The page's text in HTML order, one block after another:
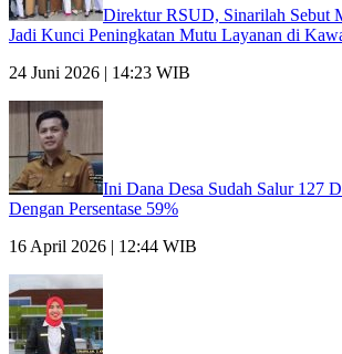
Direktur RSUD, Sinarilah Sebut
Jadi Kunci Peningkatan Mutu Layanan di
24 Juni 2026 | 14:23 WIB
Ini Dana Desa Sudah Salur 127
Dengan Persentase 59%
16 April 2026 | 12:44 WIB